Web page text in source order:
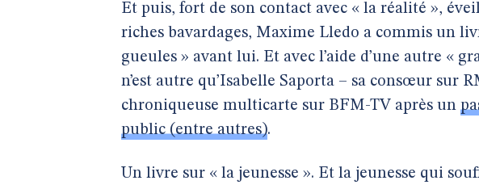
Et puis, fort de son contact avec « la réalité »,
riches bavardages, Maxime Lledo a commis un
gueules » avant lui. Et avec l’aide d’une autre «
n’est autre qu’Isabelle Saporta – sa consœur sur
chroniqueuse multicarte sur BFM-TV après un
public (entre autres).
Un livre sur « la jeunesse ». Et la jeunesse qui